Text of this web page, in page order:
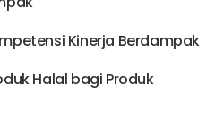
Kinerja Berdampak
Halal bagi Produk